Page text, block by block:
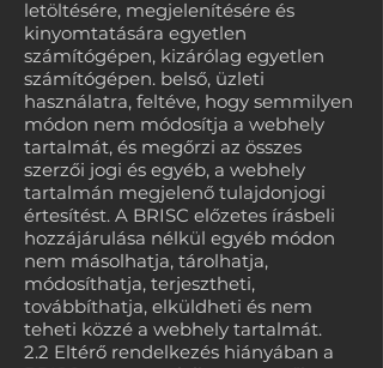
letöltésére, megjelenítésére és
kinyomtatására egyetlen
számítógépen, kizárólag egyetlen
számítógépen. belső, üzleti
használatra, feltéve, hogy semmilyen
módon nem módosítja a webhely
tartalmát, és megőrzi az összes
szerzői jogi és egyéb, a webhely
tartalmán megjelenő tulajdonjogi
értesítést. A BRISC előzetes írásbeli
hozzájárulása nélkül egyéb módon
nem másolhatja, tárolhatja,
módosíthatja, terjesztheti,
továbbíthatja, elküldheti és nem
teheti közzé a webhely tartalmát.
2.2 Eltérő rendelkezés hiányában a